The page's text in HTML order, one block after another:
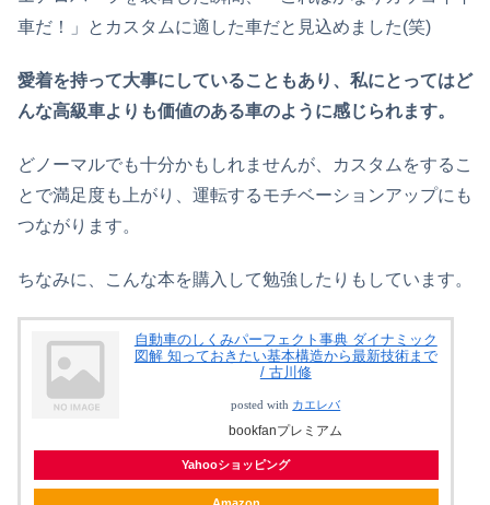
車だ！」とカスタムに適した車だと見込めました(笑)
愛着を持って大事にしていることもあり、私にとってはど
んな高級車よりも価値のある車のように感じられます。
どノーマルでも十分かもしれませんが、カスタムをするこ
とで満足度も上がり、運転するモチベーションアップにも
つながります。
ちなみに、こんな本を購入して勉強したりもしています。
自動車のしくみパーフェクト事典 ダイナミック
図解 知っておきたい基本構造から最新技術まで
/ 古川修
posted with カエレバ
bookfanプレミアム
Yahooショッピング